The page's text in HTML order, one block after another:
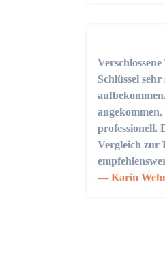
Schlüssel
professionell.
Vergleich zur
Karin